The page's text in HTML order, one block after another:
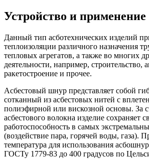
Устройство и
Данный тип асботехнических изделий
теплоизоляции различного назначения
тепловых агрегатов, а также во многих
деятельности, например, строительство,
ракетостроение и прочее.
Асбестовый шнур представляет собой
сотканный из асбестовых нитей с
полиэфирной или вискозной основы. За
асбестового волокна изделие сохраняет
работоспособность в самых
(воздействие пара, горячей воды, газа).
температура для использования
ГОСТу 1779-83 до 400 градусов по